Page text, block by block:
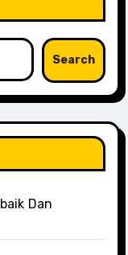
Search
Dan